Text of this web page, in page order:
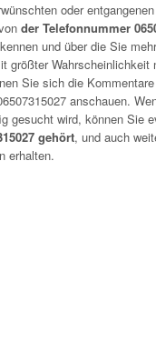
oder
der Telefonnummer
und über die Sie
größter Wahrscheinlichkeit
Sie sich die
anschauen.
gesucht wird, können Sie
gehört, und auch
erhalten.